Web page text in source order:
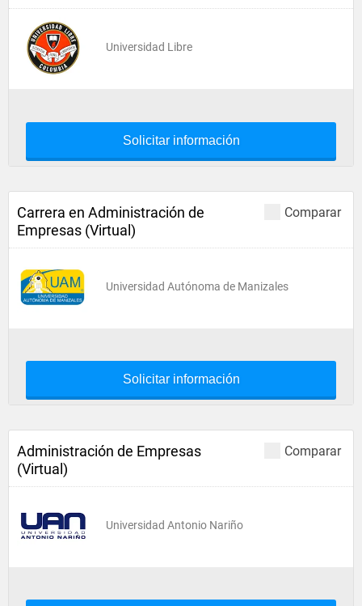
Universidad Libre
Solicitar información
Comparar
Carrera en Administración de
Empresas (Virtual)
Universidad Autónoma de Manizales
Solicitar información
Comparar
Administración de Empresas
(Virtual)
Universidad Antonio Nariño